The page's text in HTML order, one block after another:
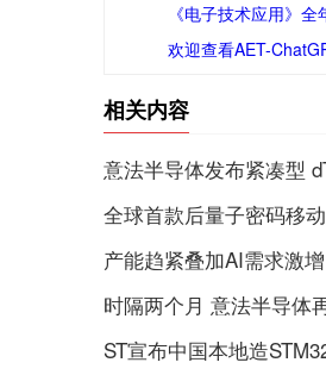
《电子技术应用》
欢迎查看AET-
相关内容
意法半导体发布紧凑型
全球首款后量子密码移
产能趋紧叠加AI需求激
时隔两个月 意法半导体
ST宣布中国本地造